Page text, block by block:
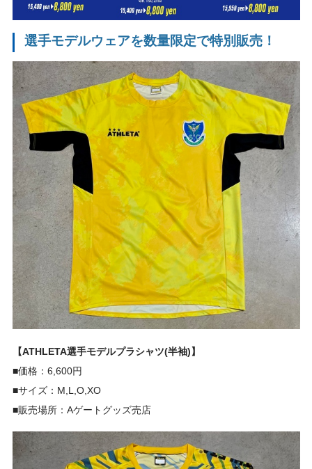
選手モデルウェアを数量限定で特別販売！
【ATHLETA選手モデルプラシャツ(半袖)】
■価格：6,600円
■サイズ：M,L,O,XO
■販売場所：Aゲートグッズ売店